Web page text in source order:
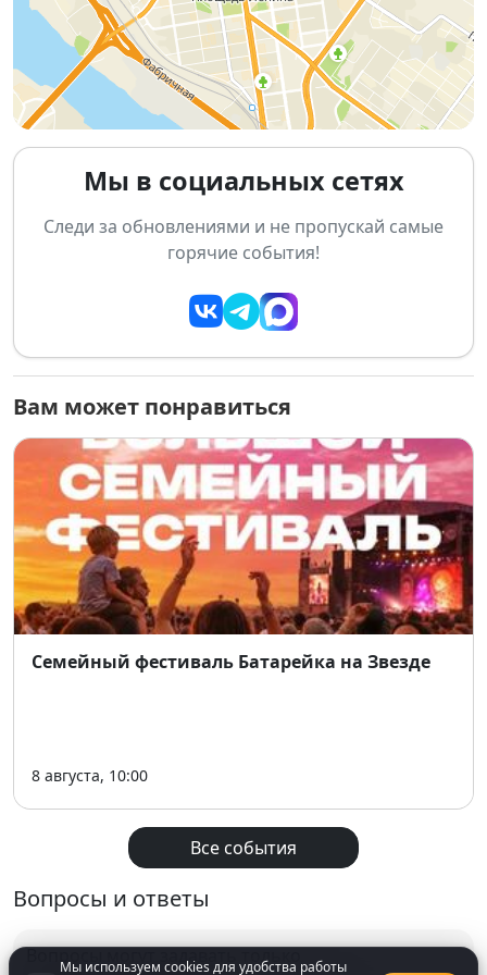
Пленэры на свежем воздухе
📅
Сроки:13 января — 2 февраля 2026
🕕Открытие: 13 января в 18:00
📍Место:Красный проспект, 38, НГУАДИ им. А.Д.
Крячкова, Новосибирск
🔗 Подробнее и расписание мастер-классов:
vk.com/sibclub_art
Мы в социальных сетях
Следи за обновлениями и не пропускай самые
горячие события!
Вам может понравиться
Семейный фестиваль Батарейка на Звезде
8 августа, 10:00
Все события
Вопросы и ответы
Вопросы могут задавать только
Мы используем cookies для удобства работы